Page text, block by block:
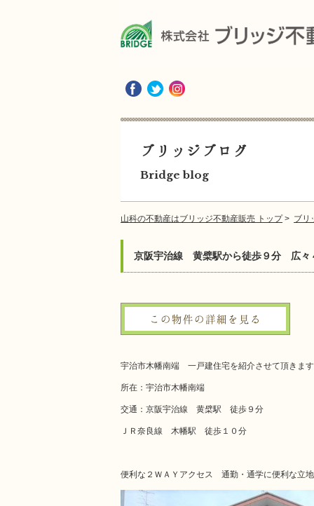
ブリッジブログ
Bridge blog
山科の不動産はブリッジ不動産販売 トップ> ブリ
京阪宇治線 黄檗駅から徒歩９分 広々
この物件の詳細を見る
宇治市木幡南端 一戸建住宅を紹介させて頂きま
所在：宇治市木幡南端
交通：京阪宇治線 黄檗駅 徒歩９分
ＪＲ奈良線 木幡駅 徒歩１０分
便利な２ＷＡＹアクセス 通勤・通学に便利な立